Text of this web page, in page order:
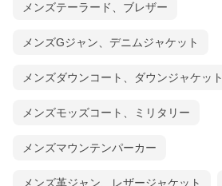
Lark
メンズテーラード、ブレザー
メンズGジャン、デニムジャケット
メンズダウンコート、ダウンジャケット
メンズモッズコート、ミリタリー
メンズマウンテンパーカー
メンズ革ジャン、レザージャケット